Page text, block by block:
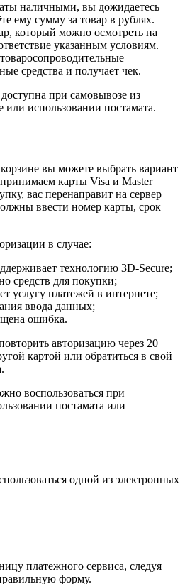
наличными, вы дожидаетесь
ему сумму за товар в рублях.
который можно осмотреть на
указанным условиям.
средства и получает чек.
при самовывозе из
или использовании постамата.
вы можете выбрать вариант
карты Visa и Master
вас перенаправит на сервер
ввести номер карты, срок
в случае:
технологию 3D-Secure;
средств для покупки;
услугу платежей в интернете;
ввода данных;
ошибка.
авторизацию через 20
картой или обратиться в свой
воспользоваться при
постамата или
одной из электронных
платежного сервиса, следуя
форму.